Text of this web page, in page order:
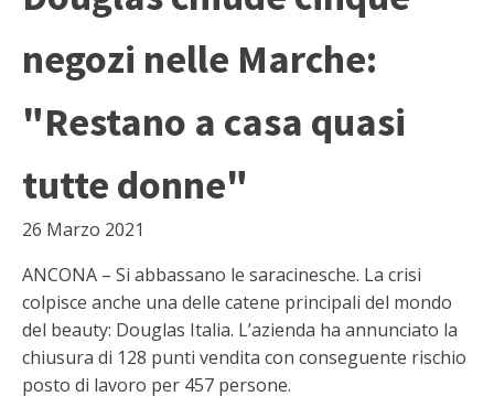
negozi nelle Marche:
"Restano a casa quasi
tutte donne"
26 Marzo 2021
ANCONA – Si abbassano le saracinesche. La crisi
colpisce anche una delle catene principali del mondo
del beauty: Douglas Italia. L’azienda ha annunciato la
chiusura di 128 punti vendita con conseguente rischio
posto di lavoro per 457 persone.